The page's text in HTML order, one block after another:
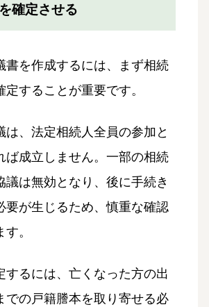
確定させる
書を作成するには、まず相続
定することが重要です。
は、法定相続人全員の参加と
ば成立しません。一部の相続
議は無効となり、後に手続き
要が生じるため、慎重な確認
。
するには、亡くなった方の出
での戸籍謄本を取り寄せる必